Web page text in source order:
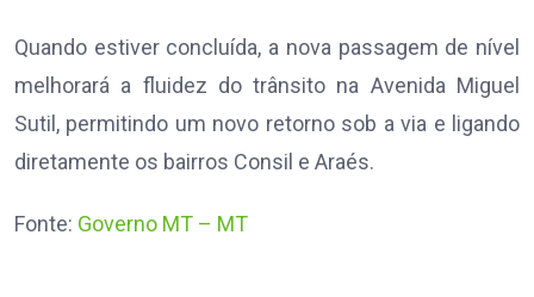
Quando estiver concluída, a nova passagem de nível
melhorará a fluidez do trânsito na Avenida Miguel
Sutil, permitindo um novo retorno sob a via e ligando
diretamente os bairros Consil e Araés.
Fonte: Governo MT – MT